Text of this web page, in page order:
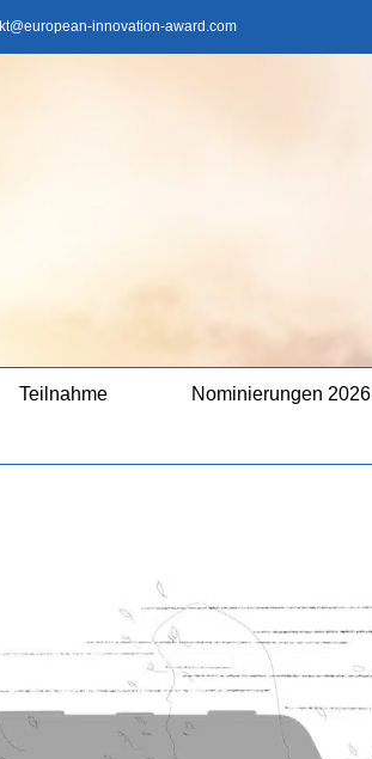
innovation-award.com
Teilnahme Nominierungen 2026